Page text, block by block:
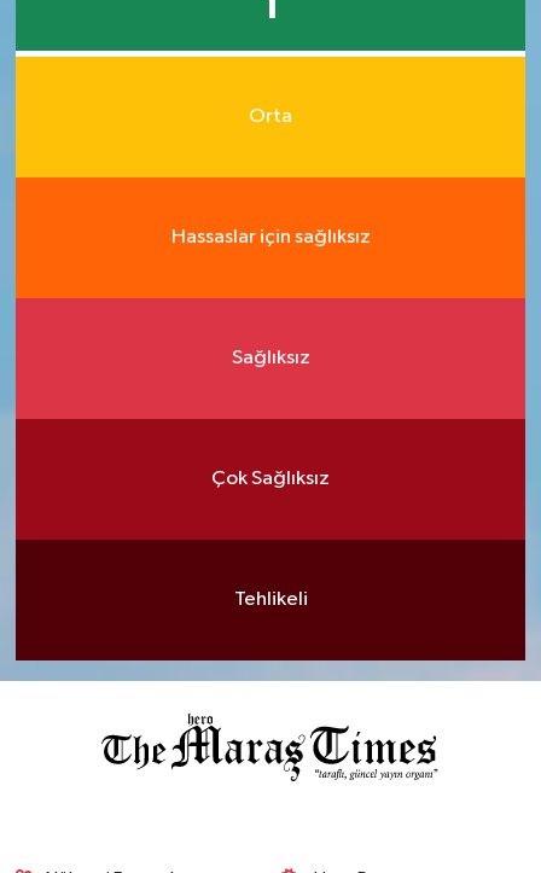
1
Orta
Hassaslar için sağlıksız
Sağlıksız
Çok Sağlıksız
Tehlikeli